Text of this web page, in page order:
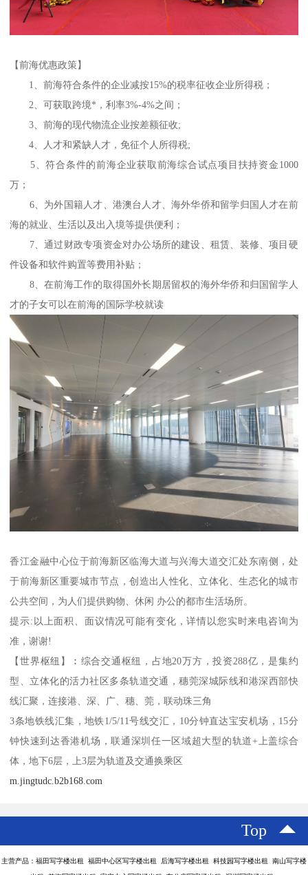
【前海优惠政策】
1、前海符合条件的企业减按15%的税率征收企业所得税；
2、可获取跨境*，利率3%-4%之间；
3、前海的现代物流企业按差额征收;
4、人才和紧缺人才，免征个人所得税;
5、符合条件的前海企业获取前海综合试点项目扶持资金1000
万；
6、为外国籍人才、港澳台人才、海外华侨和留学归国人才在前
海的就业、生活以及出入境等提供便利；
7、通过财政专项资金对办公场所的建设、租赁、装修、项目硬
件设备和软件购置等费用补贴；
8、在前海工作的取得国外长期居留权的海外华侨和归国留学人
才的子女可以在前海的国际学校就读
香江金融中心位于前海新区临海大道与兴海大道交汇处东南侧，处
于前海新区重要城市节点，创造出人性化、立体化、生态化的城市
公共空间，为人们提供购物、休闲 办公的都市生活场所。
提示:以上面积、面议情况可能有变化，详情以您实时来电咨询为
准，谢谢!
【世界枢纽】︰综合交通枢纽，占地20万方，投资288亿，是集约
型、立体化的活力社区多条轨道交通，穗莞深城际线和港深西部快
线汇聚，连接港、深、广、穗、莞，联动珠三角
3条地铁线汇集，地铁1/5/11号线交汇，10分钟直达宝安机场，15分
钟快速到达香港机场，联通深圳任一区域超大型的轨道+上盖综合
体，地下6层，上3层为轨道及交通换乘区
m.jingtudc.b2b168.com
Top
主营产品：福田写字楼出租 福田中心区写字楼出租 后海写字楼出租 科技园写字楼出租 南山写字楼